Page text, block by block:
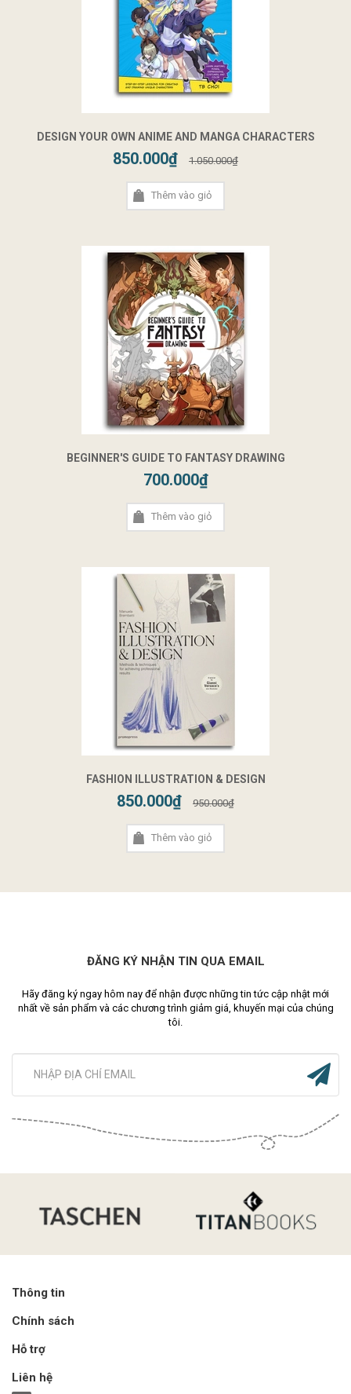
DESIGN YOUR OWN ANIME AND MANGA CHARACTERS
850.000₫ 1.050.000₫
Thêm vào giỏ
BEGINNER'S GUIDE TO FANTASY DRAWING
700.000₫
Thêm vào giỏ
FASHION ILLUSTRATION & DESIGN
850.000₫ 950.000₫
Thêm vào giỏ
ĐĂNG KÝ NHẬN TIN QUA EMAIL
Hãy đăng ký ngay hôm nay để nhận được những tin tức cập nhật mới
nhất về sản phẩm và các chương trình giảm giá, khuyến mại của chúng
tôi.
Thông tin
Chính sách
Hỗ trợ
Liên hệ